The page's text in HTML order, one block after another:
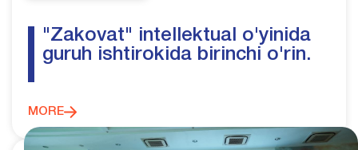
"Zakovat" intellektual o'yinida
guruh ishtirokida birinchi o'rin.
MORE